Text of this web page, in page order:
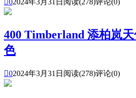
02024年3月31日 阅读(278)评论(0)
400 Timberland 添柏岚
色
02024年3月31日 阅读(278)评论(0)